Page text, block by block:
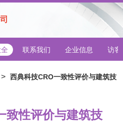
联系我们 企业信息 访客
> 西典科技CRO一致性评价与建筑技
致性评价与建筑技